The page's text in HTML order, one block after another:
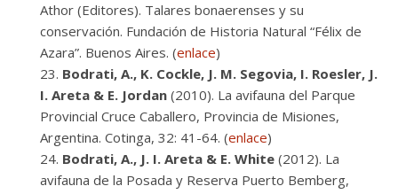
Athor (Editores). Talares bonaerenses y su
conservación. Fundación de Historia Natural “Félix de
Azara”. Buenos Aires. (enlace)
Bodrati, A., K. Cockle, J. M. Segovia, I. Roesler, J.
I. Areta & E. Jordan (2010). La avifauna del Parque
Provincial Cruce Caballero, Provincia de Misiones,
Argentina. Cotinga, 32: 41-64. (enlace)
Bodrati, A., J. I. Areta & E. White (2012). La
avifauna de la Posada y Reserva Puerto Bemberg,